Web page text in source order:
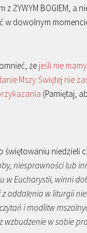
z ŻYWYM BOGIEM, a
w dowolnym
że jeśli nie
Mszy Świętej nie
(Pamiętaj,
świętowaniu niedzieli
niesprawności lub
w Eucharystii, winni
z oddalenia w liturgii
i modlitw
wzbudzenie w sobie